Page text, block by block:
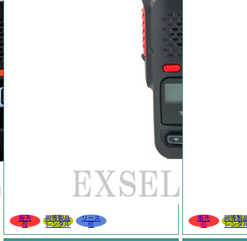
販売
可
同等製品
レンタル
リース
可
販売
可
同等製
レンタ